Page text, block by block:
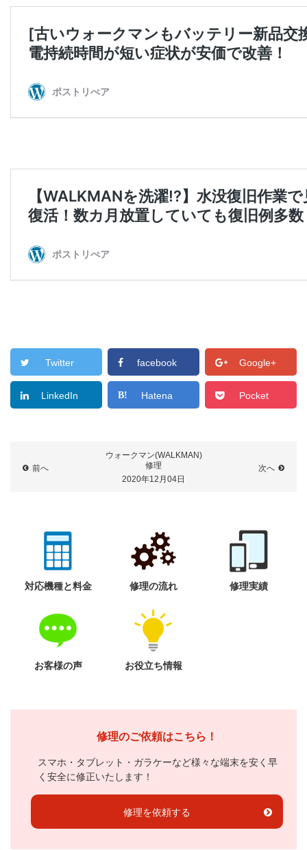
Twitter facebook Google+
LinkedIn Hatena Pocket
ウォークマン(WALKMAN)
修理
2020年12月04日
前へ 次へ
対応機種と料金 修理の流れ 修理実績
お客様の声 お役立ち情報
修理のご依頼はこちら！
スマホ・タブレット・ガラケーなど様々な端末を安く早
く安全に修正いたします！
修理を依頼する